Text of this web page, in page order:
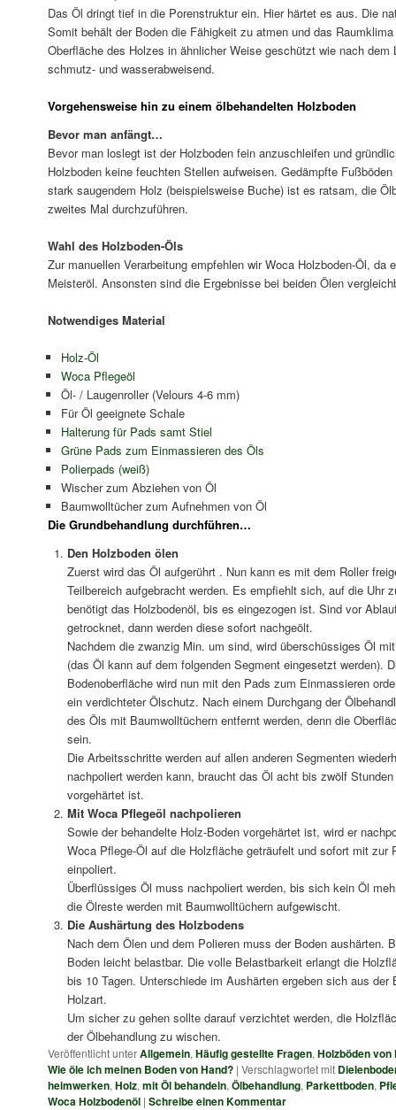
Das Öl dringt tief in die Porenstruktur ein. Hier härtet es aus. Die
Somit behält der Boden die Fähigkeit zu atmen und das
Oberfläche des Holzes in ähnlicher Weise geschützt wie nach dem
schmutz- und wasserabweisend.
Vorgehensweise hin zu einem ölbehandelten Holzboden
Bevor man anfängt…
Bevor man loslegt ist der Holzboden fein anzuschleifen und
Holzboden keine feuchten Stellen aufweisen. Gedämpfte
stark saugendem Holz (beispielsweise Buche) ist es ratsam, die
zweites Mal durchzuführen.
Wahl des Holzboden-Öls
Zur manuellen Verarbeitung empfehlen wir Woca Holzboden-Öl, da
Meisteröl. Ansonsten sind die Ergebnisse bei beiden Ölen
Notwendiges Material
Holz-Öl
Woca Pflegeöl
Öl- / Laugenroller (Velours 4-6 mm)
Für Öl geeignete Schale
Halterung für Pads samt Stiel
Grüne Pads zum Einmassieren des Öls
Polierpads (weiß)
Wischer zum Abziehen von Öl
Baumwolltücher zum Aufnehmen von Öl
Die Grundbehandlung durchführen…
Den Holzboden ölen
Zuerst wird das Öl aufgerührt . Nun kann es mit dem Roller
Teilbereich aufgebracht werden. Es empfiehlt sich, auf die Uhr
benötigt das Holzbodenöl, bis es eingezogen ist. Sind vor
getrocknet, dann werden diese sofort nachgeölt.
Nachdem die zwanzig Min. um sind, wird überschüssiges Öl
(das Öl kann auf dem folgenden Segment eingesetzt werden).
Bodenoberfläche wird nun mit den Pads zum Einmassieren
ein verdichteter Ölschutz. Nach einem Durchgang der
des Öls mit Baumwolltüchern entfernt werden, denn die
sein.
Die Arbeitsschritte werden auf allen anderen Segmenten
nachpoliert werden kann, braucht das Öl acht bis zwölf
vorgehärtet ist.
Mit Woca Pflegeöl nachpolieren
Sowie der behandelte Holz-Boden vorgehärtet ist, wird er
Woca Pflege-Öl auf die Holzfläche geträufelt und sofort mit zur
einpoliert.
Überflüssiges Öl muss nachpoliert werden, bis sich kein Öl
die Ölreste werden mit Baumwolltüchern aufgewischt.
Die Aushärtung des Holzbodens
Nach dem Ölen und dem Polieren muss der Boden aushärten.
Boden leicht belastbar. Die volle Belastbarkeit erlangt die
bis 10 Tagen. Unterschiede im Aushärten ergeben sich aus der
Holzart.
Um sicher zu gehen sollte darauf verzichtet werden, die
der Ölbehandlung zu wischen.
Veröffentlicht unterAllgemein, Häufig gestellte Fragen, Holzböden von
Wie öle ich meinen Boden von Hand? | Verschlagwortet mit
heimwerken, Holz, mit Öl behandeln, Ölbehandlung, Parkettboden,
Woca Holzbodenöl | Schreibe einen Kommentar